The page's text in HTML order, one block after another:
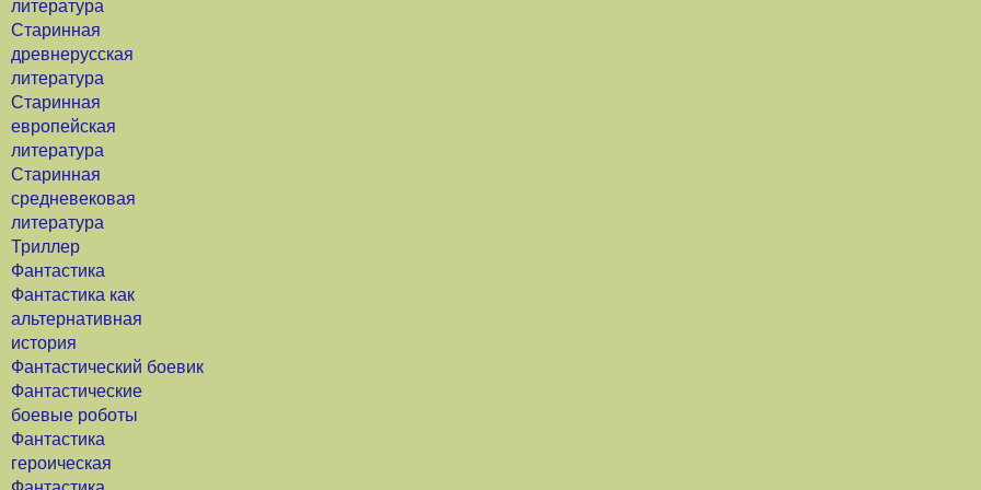
литература
Старинная
древнерусская
литература
Старинная
европейская
литература
Старинная
средневековая
литература
Триллер
Фантастика
Фантастика как
альтернативная
история
Фантастический боевик
Фантастические
боевые роботы
Фантастика
героическая